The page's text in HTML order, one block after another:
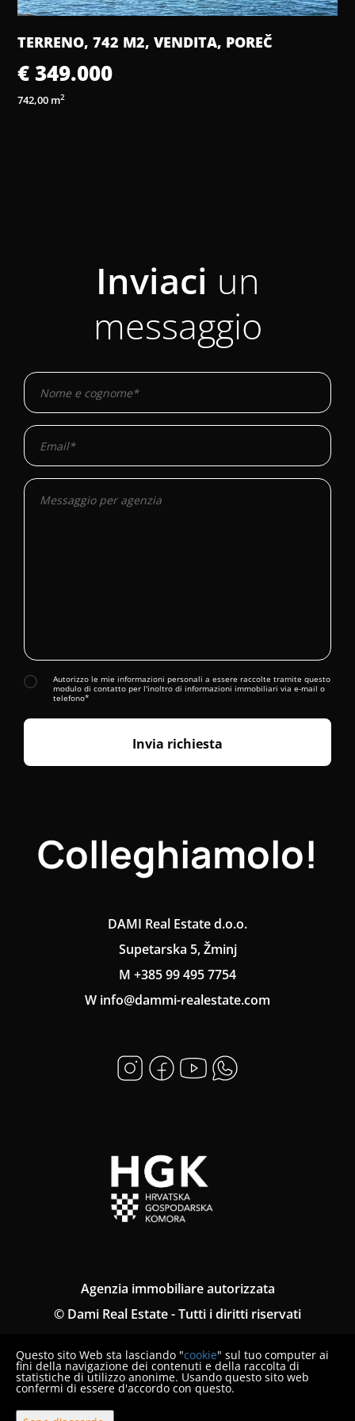
TERRENO, 742 M2, VENDITA, POREČ
€ 349.000
742,00 m2
Colleghiamolo!
DAMI Real Estate d.o.o.
Supetarska 5, Žminj
M +385 99 495 7754
W info@dammi-realestate.com
Agenzia immobiliare autorizzata
© Dami Real Estate - Tutti i diritti riservati
Termini e condizioni
Terms and Conditions
Inviaci un
messaggio
Autorizzo le mie informazioni personali a essere raccolte tramite questo
modulo di contatto per l'inoltro di informazioni immobiliari via e-mail o
telefono*
Invia richiesta
Questo sito Web sta lasciando "cookie" sul tuo computer ai
fini della navigazione dei contenuti e della raccolta di
statistiche di utilizzo anonime. Usando questo sito web
confermi di essere d'accordo con questo.